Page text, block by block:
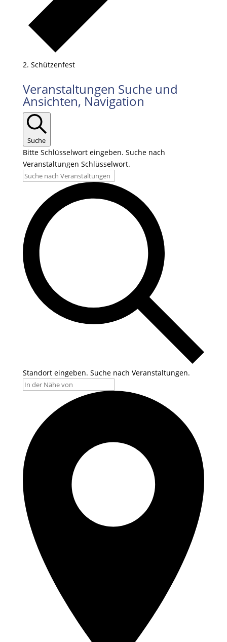
Schützenfest
Veranstaltungen
für
22.08.2025
Veranstaltungen Suche und
Ansichten, Navigation
Suche
Bitte Schlüsselwort eingeben. Suche nach
Veranstaltungen Schlüsselwort.
Standort eingeben. Suche nach Veranstaltungen.